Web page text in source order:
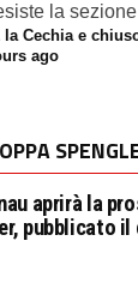
la
la Cechia e
ago
aprirà la
pubblicato il